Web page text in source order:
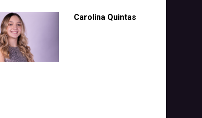
Carolina Quintas